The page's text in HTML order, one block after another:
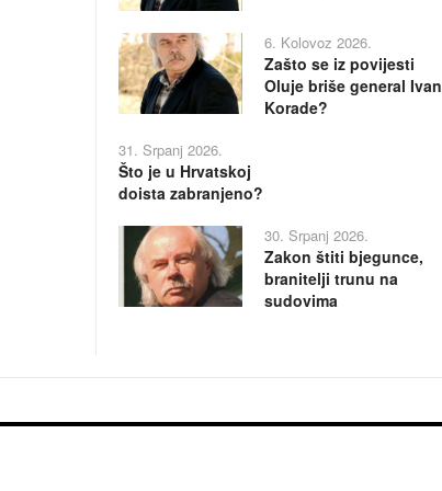
6. Kolovoz 2026.
Zašto se iz povijesti
Oluje briše general Ivan
Korade?
31. Srpanj 2026.
Što je u Hrvatskoj
doista zabranjeno?
30. Srpanj 2026.
Zakon štiti bjegunce,
branitelji trunu na
sudovima